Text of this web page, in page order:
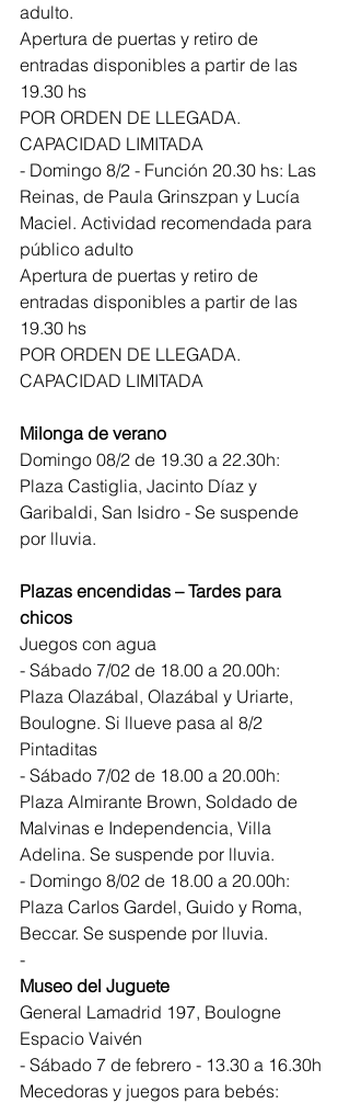
adulto.
Apertura de puertas y retiro de
entradas disponibles a partir de las
19.30 hs
POR ORDEN DE LLEGADA.
CAPACIDAD LIMITADA
- Domingo 8/2 - Función 20.30 hs: Las
Reinas, de Paula Grinszpan y Lucía
Maciel. Actividad recomendada para
público adulto
Apertura de puertas y retiro de
entradas disponibles a partir de las
19.30 hs
POR ORDEN DE LLEGADA.
CAPACIDAD LIMITADA
Milonga de verano
Domingo 08/2 de 19.30 a 22.30h:
Plaza Castiglia, Jacinto Díaz y
Garibaldi, San Isidro - Se suspende
por lluvia.
Plazas encendidas – Tardes para
chicos
Juegos con agua
- Sábado 7/02 de 18.00 a 20.00h:
Plaza Olazábal, Olazábal y Uriarte,
Boulogne. Si llueve pasa al 8/2
Pintaditas
- Sábado 7/02 de 18.00 a 20.00h:
Plaza Almirante Brown, Soldado de
Malvinas e Independencia, Villa
Adelina. Se suspende por lluvia.
- Domingo 8/02 de 18.00 a 20.00h:
Plaza Carlos Gardel, Guido y Roma,
Beccar. Se suspende por lluvia.
-
Museo del Juguete
General Lamadrid 197, Boulogne
Espacio Vaivén
- Sábado 7 de febrero - 13.30 a 16.30h
Mecedoras y juegos para bebés: